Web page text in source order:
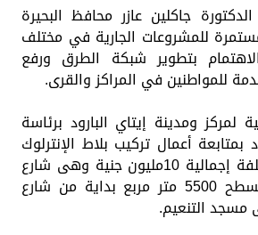
جاكلين عازر محافظ البحيرة
للمشروعات الجارية في مختلف
بتطوير شبكة الطرق ورفع
للمواطنين في المراكز والقرى.
لمركز ومدينة إيتاي البارود برئاسة
أعمال تركيب بلاط الإنترلوك
بنطاق 3 شوارع بتكلفة إجمالية 10مليون جنية وهى شارع
التدريب المهني بمسطح 5500 متر مربع بداية من شارع
مسجد التنعيم.